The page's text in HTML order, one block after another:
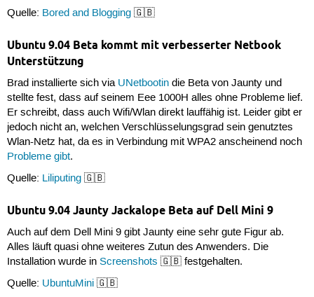
Quelle: Bored and Blogging🇬🇧
Ubuntu 9.04 Beta kommt mit verbesserter Netbook
Unterstützung
Brad installierte sich via UNetbootindie Beta von Jaunty und
stellte fest, dass auf seinem Eee 1000H alles ohne Probleme lief.
Er schreibt, dass auch Wifi/Wlan direkt lauffähig ist. Leider gibt er
jedoch nicht an, welchen Verschlüsselungsgrad sein genutztes
Wlan-Netz hat, da es in Verbindung mit WPA2 anscheinend noch
Probleme gibt.
Quelle: Liliputing🇬🇧
Ubuntu 9.04 Jaunty Jackalope Beta auf Dell Mini 9
Auch auf dem Dell Mini 9 gibt Jaunty eine sehr gute Figur ab.
Alles läuft quasi ohne weiteres Zutun des Anwenders. Die
Installation wurde in Screenshots 🇬🇧 festgehalten.
Quelle: UbuntuMini🇬🇧